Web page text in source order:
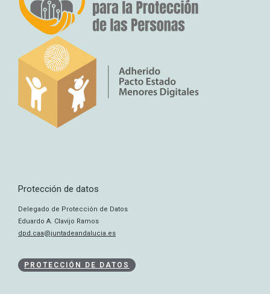
Protección de datos
Delegado de Protección de Datos
Eduardo A. Clavijo Ramos
dpd.caa@juntadeandalucia.es
PROTECCIÓN DE DATOS